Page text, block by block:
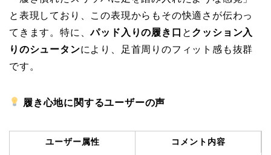
と表現しており、この表現からもその快適さが伝わっ
てきます。特に、パッド入りの履き口 と クッション入
りのシュータンにより、足首周りのフィット感も抜群
です。
履き心地に関するユーザーの声
ユーザー属性 コメント内容